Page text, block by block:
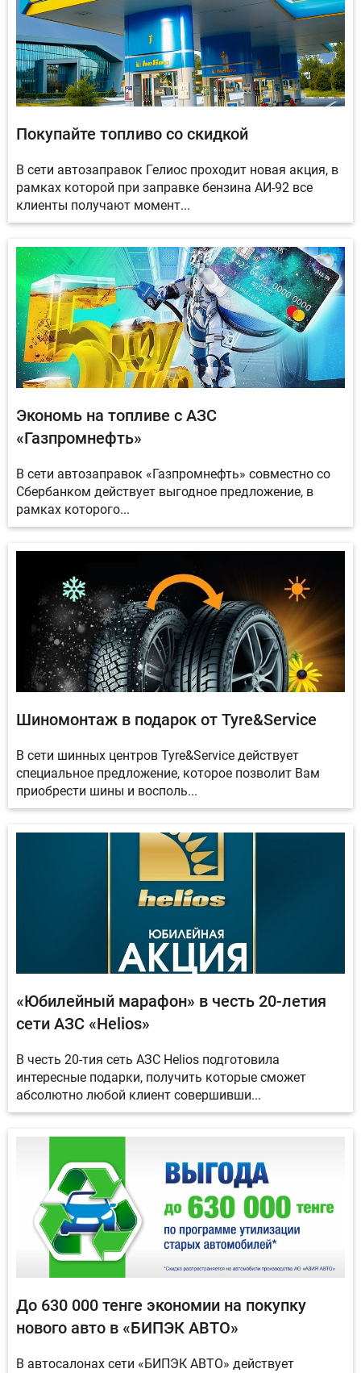
Покупайте топливо со скидкой
В сети автозаправок Гелиос проходит новая акция, в
рамках которой при заправке бензина АИ-92 все
клиенты получают момент...
Экономь на топливе с АЗС
«Газпромнефть»
В сети автозаправок «Газпромнефть» совместно со
Сбербанком действует выгодное предложение, в
рамках которого...
Шиномонтаж в подарок от Tyre&Service
В сети шинных центров Tyre&Service действует
специальное предложение, которое позволит Вам
приобрести шины и восполь...
«Юбилейный марафон» в честь 20-летия
сети АЗС «Helios»
В честь 20-тия сеть АЗС Helios подготовила
интересные подарки, получить которые сможет
абсолютно любой клиент совершивши...
До 630 000 тенге экономии на покупку
нового авто в «БИПЭК АВТО»
В автосалонах сети «БИПЭК АВТО» действует